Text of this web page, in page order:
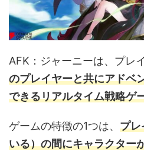
AFK：ジャーニーは、プレ
のプレイヤーと共にアドベ
できるリアルタイム戦略ゲ
ゲームの特徴の1つは、 プレ
いる）の間にキャラクター